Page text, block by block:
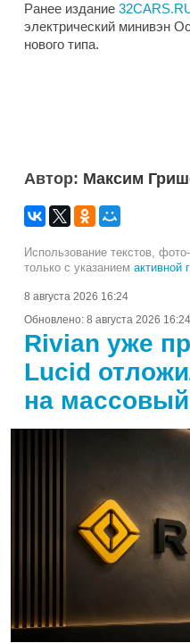
Ранее издание
электрический минивэн
нового типа.
Автор: Максим
Использование текстов,
только с указанием активной
8 августа 2026 16:24
Обновлено: 8 августа 2026 16:24
Rivian уже
Lucid
на